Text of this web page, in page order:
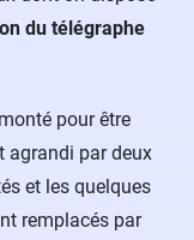
du télégraphe
pour être
agrandi par deux
et les quelques
remplacés par